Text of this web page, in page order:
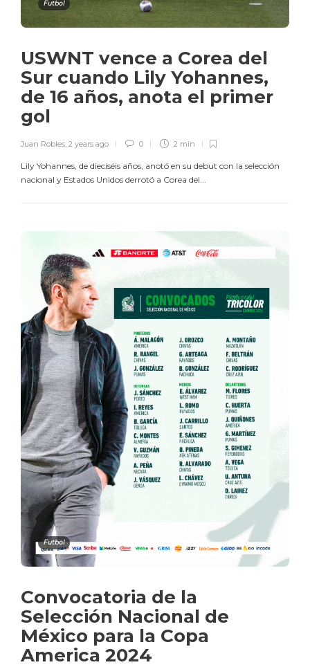
Futbol
USWNT vence a Corea del
Sur cuando Lily Yohannes,
de 16 años, anota el primer
gol
Juan Robles 2 years ago 0 2 min
Lily Yohannes, de dieciséis años, anotó en su debut con la selección
nacional y Estados Unidos derrotó a Corea del...
Futbol
Convocatoria de la
Selección Nacional de
México para la Copa
America 2024